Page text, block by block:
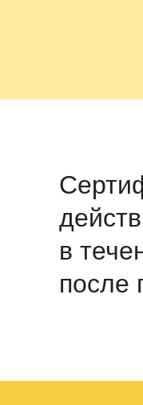
в
после